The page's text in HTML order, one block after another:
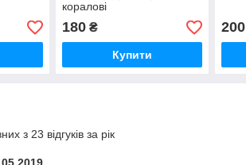
коралові
180₴
Купити
200
з 23 відгуків за рік